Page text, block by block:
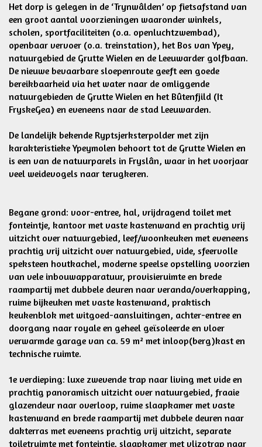
Het dorp is gelegen in de ‘Trynwâlden’ op fietsafstand van
een groot aantal voorzieningen waaronder winkels,
scholen, sportfaciliteiten (o.a. openluchtzwembad),
openbaar vervoer (o.a. treinstation), het Bos van Ypey,
natuurgebied de Grutte Wielen en de Leeuwarder golfbaan.
De nieuwe bevaarbare sloepenroute geeft een goede
bereikbaarheid via het water naar de omliggende
natuurgebieden de Grutte Wielen en het Bûtenfjild (It
FryskeGea) en eveneens naar de stad Leeuwarden.
De landelijk bekende Ryptsjerksterpolder met zijn
karakteristieke Ypeymolen behoort tot de Grutte Wielen en
is een van de natuurparels in Fryslân, waar in het voorjaar
veel weidevogels naar terugkeren.
Begane grond: voor-entree, hal, vrijdragend toilet met
fonteintje, kantoor met vaste kastenwand en prachtig vrij
uitzicht over natuurgebied, leef/woonkeuken met eveneens
prachtig vrij uitzicht over natuurgebied, vide, sfeervolle
speksteen houtkachel, moderne speelse opstelling voorzien
van vele inbouwapparatuur, provisieruimte en brede
raampartij met dubbele deuren naar veranda/overkapping,
ruime bijkeuken met vaste kastenwand, praktisch
keukenblok met witgoed-aansluitingen, achter-entree en
doorgang naar royale en geheel geïsoleerde en vloer
verwarmde garage van ca. 59 m² met inloop(berg)kast en
technische ruimte.
1e verdieping: luxe zwevende trap naar living met vide en
prachtig panoramisch uitzicht over natuurgebied, fraaie
glazendeur naar overloop, ruime slaapkamer met vaste
kastenwand en brede raampartij met dubbele deuren naar
dakterras met eveneens prachtig vrij uitzicht, separate
toiletruimte met fonteintje, slaapkamer met vlizotrap naar